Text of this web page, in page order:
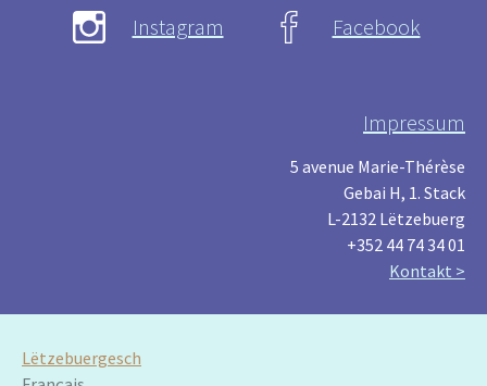
Instagram Facebook
Impressum
5 avenue Marie-Thérèse
Gebai H, 1. Stack
L-2132 Lëtzebuerg
+352 44 74 34 01
Kontakt >
Lëtzebuergesch